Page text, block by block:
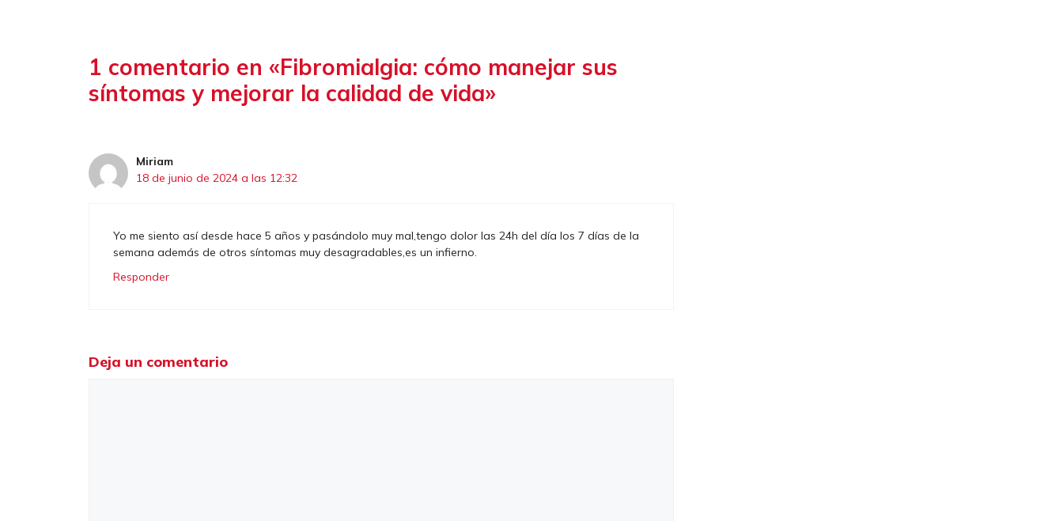
1 comentario en «Fibromialgia: cómo manejar sus
síntomas y mejorar la calidad de vida»
Miriam
18 de junio de 2024 a las 12:32
Yo me siento así desde hace 5 años y pasándolo muy mal,tengo dolor las 24h del día los 7 días de la
semana además de otros síntomas muy desagradables,es un infierno.
Responder
Deja un comentario